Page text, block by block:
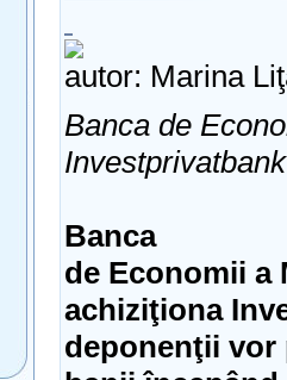
autor: Marina
Banca de
Investprivatbank
Banca
de Economii a
achiziţiona
deponenţii vor